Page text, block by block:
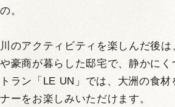
の。
川のアクティビティを楽しんだ後
や豪商が暮らした邸宅で、静かにく
トラン「LE UN」では、大洲の食
ナーをお楽しみいただけます。